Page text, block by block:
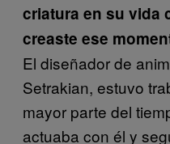
criatura en su vida
creaste ese
El diseñador de
Setrakian, estuvo
mayor parte del
actuaba con él y